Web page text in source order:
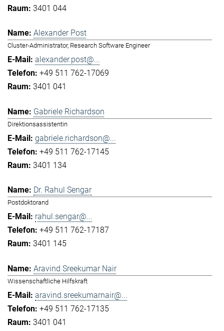
3401 044
Alexander Post
Cluster-Administrator, Research Software Engineer
alexander.post@...
+49 511 762-17069
3401 041
Gabriele Richardson
Direktionsassistentin
gabriele.richardson@...
+49 511 762-17145
3401 134
Dr. Rahul Sengar
Postdoktorand
rahul.sengar@...
+49 511 762-17187
3401 145
Aravind Sreekumar Nair
Wissenschaftliche Hilfskraft
aravind.sreekumarnair@...
+49 511 762-17135
3401 041